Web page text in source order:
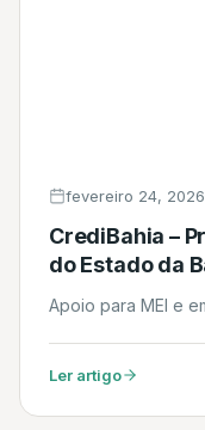
fevereiro 24, 2026
CrediBahia –
do Estado da
Apoio para MEI e
Ler artigo